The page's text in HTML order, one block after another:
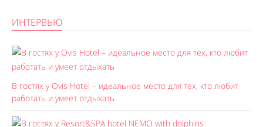
ИНТЕРВЬЮ
В гостях у Ovis Hotel – идеальное место для тех, кто любит
работать и умеет отдыхать